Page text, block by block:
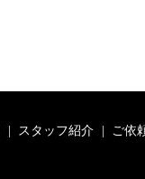
スタッフ紹介 ご依